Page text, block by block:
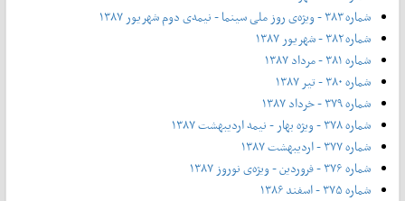
شماره ۳۸۳ - ویژه‌ی روز ملی سینما - نیمه‌ی دوم شهریور ۱۳۸۷
شماره ۳۸۲ - شهریور ۱۳۸۷
شماره ۳۸۱ - مرداد ۱۳۸۷
شماره ۳۸۰ - تیر ۱۳۸۷
شماره ۳۷۹ - خرداد ۱۳۸۷
شماره ۳۷۸ - ویژه بهار - نیمه‌ اردیبهشت ۱۳۸۷
شماره ۳۷۷ - اردیبهشت ۱۳۸۷
شماره ۳۷۶ - فروردین - ویژه‌ی نوروز ۱۳۸۷
شماره ۳۷۵ - اسفند ۱۳۸۶